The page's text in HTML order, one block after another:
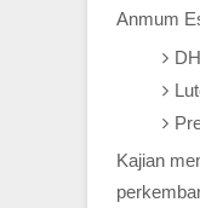
Anmum
Kajian